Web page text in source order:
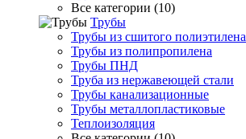
Все категории (10)
Трубы
Трубы из сшитого полиэтилена
Трубы из полипропилена
Трубы ПНД
Труба из нержавеющей стали
Трубы канализационные
Трубы металлопластиковые
Теплоизоляция